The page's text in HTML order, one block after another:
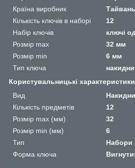
Країна виробник
Тайвань
Кількість ключів в наборі
12
Набір ключів
ключі
Розмір max
32 мм
Розмір min
6 мм
Тип ключа
Користувальницькі характеристики
Вид
Кількість предметів
12
Розмір max (мм)
32
Розмір min (мм)
6
Тип
Набори
Форма ключа